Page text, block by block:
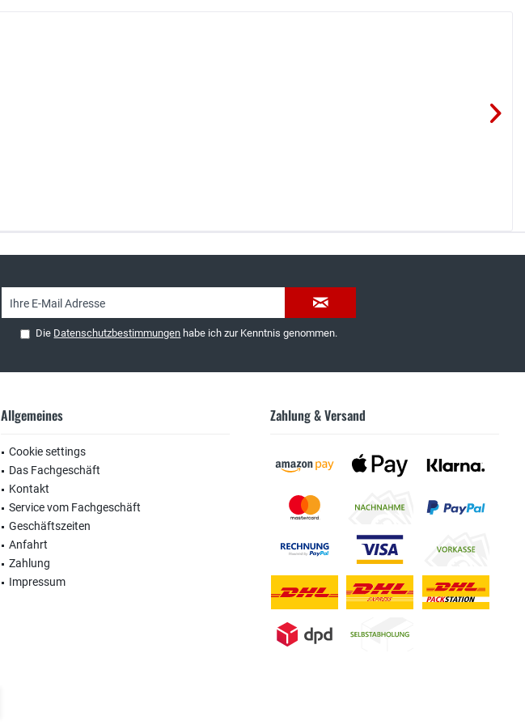
Die Datenschutzbestimmungen habe ich zur Kenntnis genommen.
Allgemeines
Cookie settings
Das Fachgeschäft
Kontakt
Service vom Fachgeschäft
Geschäftszeiten
Anfahrt
Zahlung
Impressum
Zahlung & Versand